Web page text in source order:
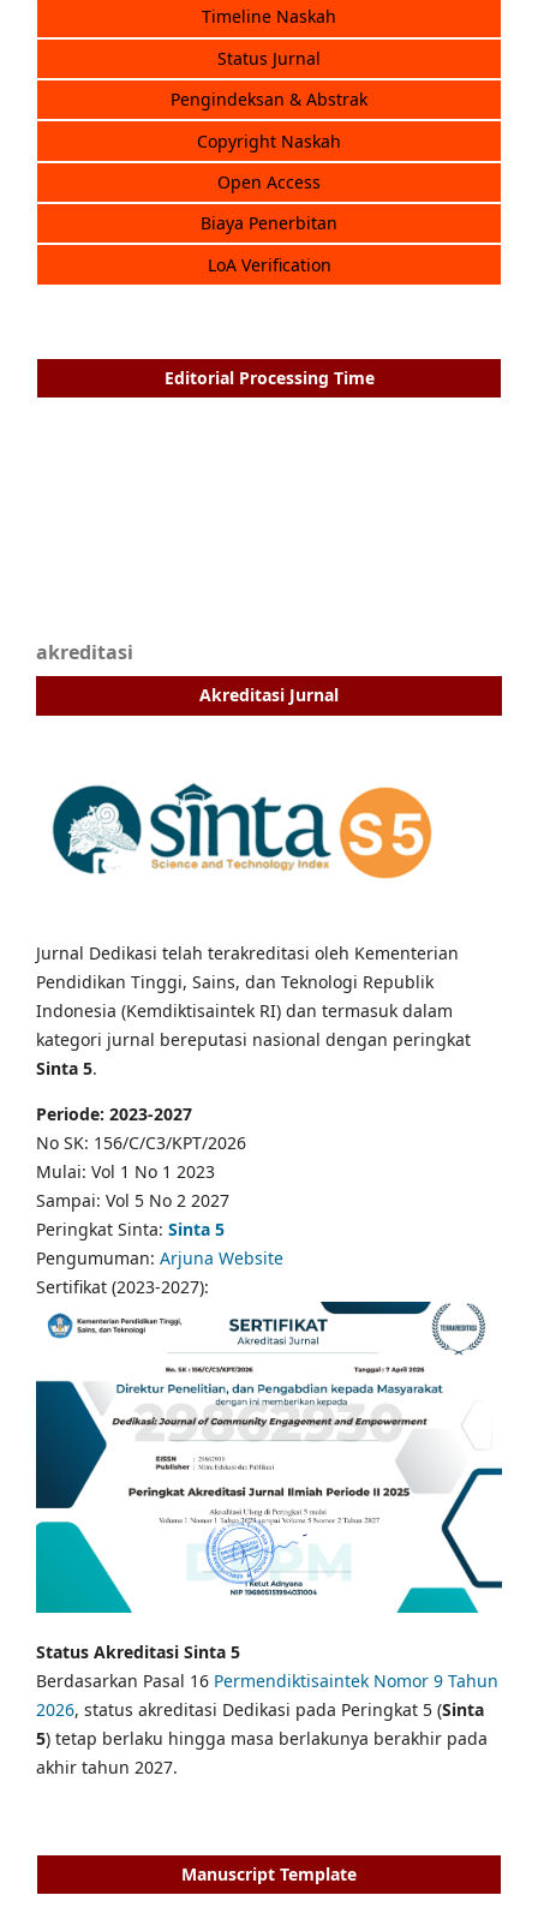
Timeline Naskah
Status Jurnal
Pengindeksan & Abstrak
Copyright Naskah
Open Access
Biaya Penerbitan
LoA Verification
Editorial Processing Time
akreditasi
Akreditasi Jurnal
Jurnal Dedikasi telah terakreditasi oleh Kementerian
Pendidikan Tinggi, Sains, dan Teknologi Republik
Indonesia (Kemdiktisaintek RI) dan termasuk dalam
kategori jurnal bereputasi nasional dengan peringkat
Sinta 5.
Periode: 2023-2027
No SK: 156/C/C3/KPT/2026
Mulai: Vol 1 No 1 2023
Sampai: Vol 5 No 2 2027
Peringkat Sinta: Sinta 5
Pengumuman: Arjuna Website
Sertifikat (2023-2027):
Status Akreditasi Sinta 5
Berdasarkan Pasal 16 Permendiktisaintek Nomor 9 Tahun
2026, status akreditasi Dedikasi pada Peringkat 5 (Sinta
5) tetap berlaku hingga masa berlakunya berakhir pada
akhir tahun 2027.
Manuscript Template